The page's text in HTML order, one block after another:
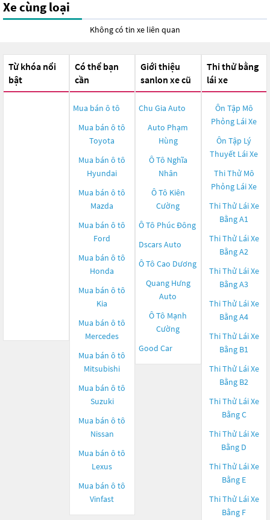
Xe cùng loại
Không có tin xe liên quan
Từ khóa nổi
bật
Có thể bạn
cần
Mua bán ô tô
Mua bán ô tô
Toyota
Mua bán ô tô
Hyundai
Mua bán ô tô
Mazda
Mua bán ô tô
Ford
Mua bán ô tô
Honda
Mua bán ô tô
Kia
Mua bán ô tô
Mercedes
Mua bán ô tô
Mitsubishi
Mua bán ô tô
Suzuki
Mua bán ô tô
Nissan
Mua bán ô tô
Lexus
Mua bán ô tô
Vinfast
Giới thiệu
sanlon xe cũ
Chu Gia Auto
Auto Phạm
Hùng
Ô Tô Nghĩa
Nhân
Ô Tô Kiên
Cường
Ô Tô Phúc Đông
Dscars Auto
Ô Tô Cao Dương
Quang Hưng
Auto
Ô Tô Mạnh
Cường
Good Car
Thi thử bằng
lái xe
Ôn Tập Mô
Phỏng Lái Xe
Ôn Tập Lý
Thuyết Lái Xe
Thi Thử Mô
Phỏng Lái Xe
Thi Thử Lái Xe
Bằng A1
Thi Thử Lái Xe
Bằng A2
Thi Thử Lái Xe
Bằng A3
Thi Thử Lái Xe
Bằng A4
Thi Thử Lái Xe
Bằng B1
Thi Thử Lái Xe
Bằng B2
Thi Thử Lái Xe
Bằng C
Thi Thử Lái Xe
Bằng D
Thi Thử Lái Xe
Bằng E
Thi Thử Lái Xe
Bằng F